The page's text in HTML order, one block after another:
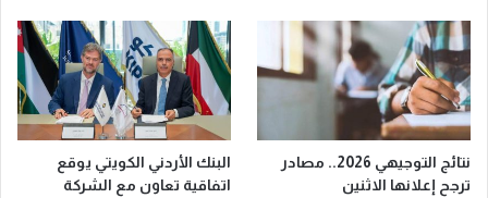
نتائج التوجيهي 2026.. مصادر
ترجح إعلانها الاثنين
البنك الأردني الكويتي يوقع
اتفاقية تعاون مع الشركة